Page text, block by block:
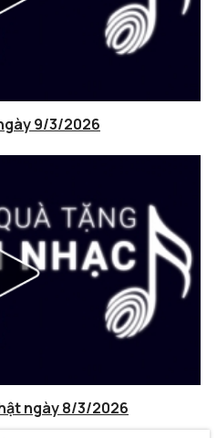
9/3/2026
ngày 8/3/2026